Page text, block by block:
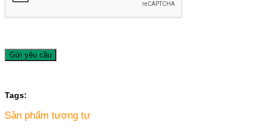
Tags:
Sản phẩm tương tự